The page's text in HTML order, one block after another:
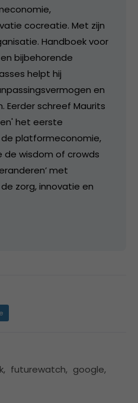
cocreatie. Met zijn
Handboek voor
bijbehorende
helpt hij
en
Eerder schreef Maurits
het eerste
platformeconomie,
de wisdom of crowds
met
zorg, innovatie en
, futurewatch, google,